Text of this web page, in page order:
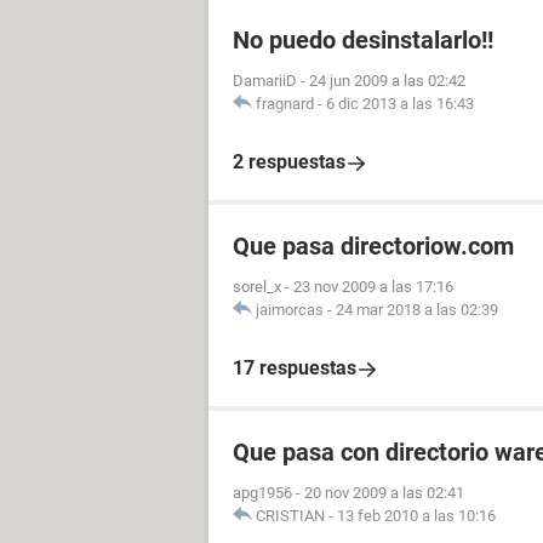
No puedo desinstalarlo!!
DamariiD - 24 jun 2009 a las 02:42
fragnard - 6 dic 2013 a las 16:43
2 respuestas
Que pasa directoriow.com
sorel_x - 23 nov 2009 a las 17:16
jaimorcas - 24 mar 2018 a las 02:39
17 respuestas
Que pasa con directorio
apg1956 - 20 nov 2009 a las 02:41
CRISTIAN - 13 feb 2010 a las 10:16